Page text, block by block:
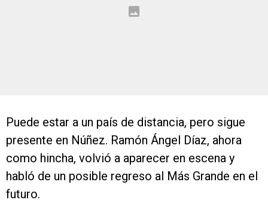
Puede estar a un país de distancia, pero sigue
presente en Núñez. Ramón Ángel Díaz, ahora
como hincha, volvió a aparecer en escena y
habló de un posible regreso al Más Grande en el
futuro.